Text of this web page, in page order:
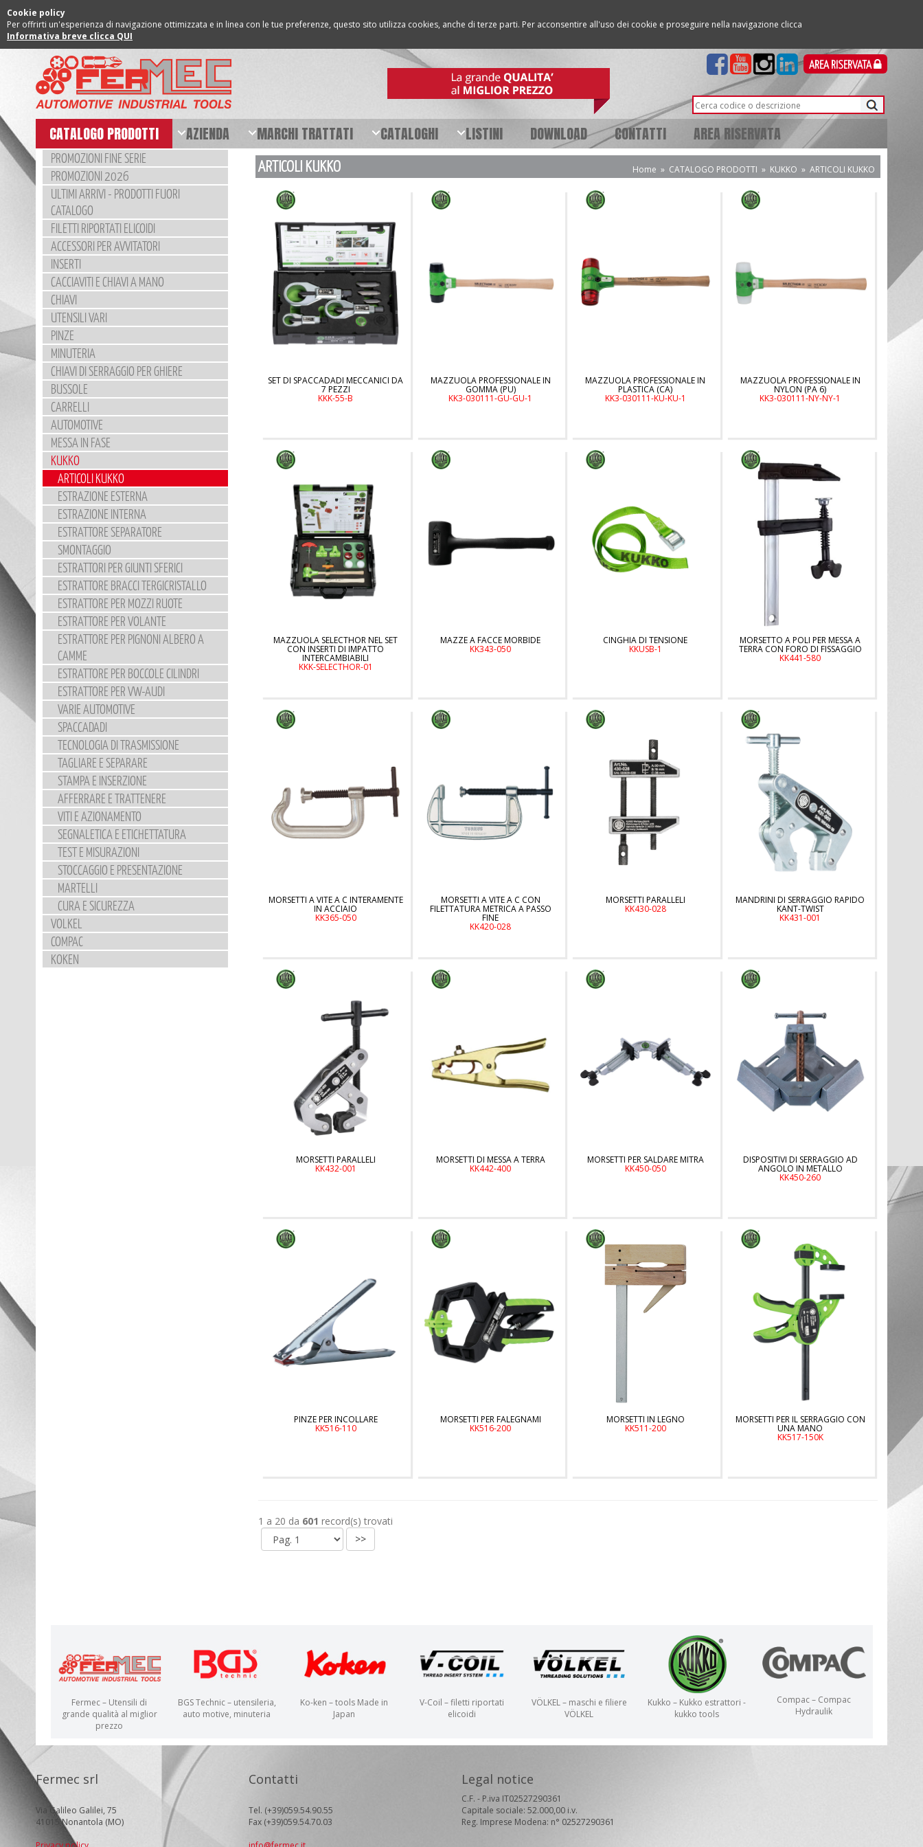
Cookie policy
Per offrirti un'esperienza di navigazione ottimizzata e in linea con le tue preferenze, questo sito utilizza cookies, anche di terze parti. Per acconsentire all'uso dei cookie e proseguire nella navigazione clicca
Informativa breve clicca QUI
AREA RISERVATA
CATALOGO PRODOTTI AZIENDA MARCHI TRATTATI CATALOGHI LISTINI DOWNLOAD CONTATTI AREA RISERVATA
PROMOZIONI FINE SERIE
PROMOZIONI 2026
ULTIMI ARRIVI - PRODOTTI FUORI
CATALOGO
FILETTI RIPORTATI ELICOIDI
ACCESSORI PER AVVITATORI
INSERTI
CACCIAVITI E CHIAVI A MANO
CHIAVI
UTENSILI VARI
PINZE
MINUTERIA
CHIAVI DI SERRAGGIO PER GHIERE
BUSSOLE
CARRELLI
AUTOMOTIVE
MESSA IN FASE
KUKKO
ARTICOLI KUKKO
ESTRAZIONE ESTERNA
ESTRAZIONE INTERNA
ESTRATTORE SEPARATORE
SMONTAGGIO
ESTRATTORI PER GIUNTI SFERICI
ESTRATTORE BRACCI TERGICRISTALLO
ESTRATTORE PER MOZZI RUOTE
ESTRATTORE PER VOLANTE
ESTRATTORE PER PIGNONI ALBERO A
CAMME
ESTRATTORE PER BOCCOLE CILINDRI
ESTRATTORE PER VW-AUDI
VARIE AUTOMOTIVE
SPACCADADI
TECNOLOGIA DI TRASMISSIONE
TAGLIARE E SEPARARE
STAMPA E INSERZIONE
AFFERRARE E TRATTENERE
VITI E AZIONAMENTO
SEGNALETICA E ETICHETTATURA
TEST E MISURAZIONI
STOCCAGGIO E PRESENTAZIONE
MARTELLI
CURA E SICUREZZA
VOLKEL
COMPAC
KOKEN
ARTICOLI KUKKO Home » CATALOGO PRODOTTI » KUKKO » ARTICOLI KUKKO
SET DI SPACCADADI MECCANICI DA
7 PEZZI
KKK-55-B
MAZZUOLA PROFESSIONALE IN
GOMMA (PU)
KK3-030111-GU-GU-1
MAZZUOLA PROFESSIONALE IN
PLASTICA (CA)
KK3-030111-KU-KU-1
MAZZUOLA PROFESSIONALE IN
NYLON (PA 6)
KK3-030111-NY-NY-1
MAZZUOLA SELECTHOR NEL SET
CON INSERTI DI IMPATTO
INTERCAMBIABILI
KKK-SELECTHOR-01
MAZZE A FACCE MORBIDE
KK343-050
CINGHIA DI TENSIONE
KKUSB-1
MORSETTO A POLI PER MESSA A
TERRA CON FORO DI FISSAGGIO
KK441-580
MORSETTI A VITE A C INTERAMENTE
IN ACCIAIO
KK365-050
MORSETTI A VITE A C CON
FILETTATURA METRICA A PASSO
FINE
KK420-028
MORSETTI PARALLELI
KK430-028
MANDRINI DI SERRAGGIO RAPIDO
KANT-TWIST
KK431-001
MORSETTI PARALLELI
KK432-001
MORSETTI DI MESSA A TERRA
KK442-400
MORSETTI PER SALDARE MITRA
KK450-050
DISPOSITIVI DI SERRAGGIO AD
ANGOLO IN METALLO
KK450-260
PINZE PER INCOLLARE
KK516-110
MORSETTI PER FALEGNAMI
KK516-200
MORSETTI IN LEGNO
KK511-200
MORSETTI PER IL SERRAGGIO CON
UNA MANO
KK517-150K
1 a 20 da 601 record(s) trovati
>>
Fermec – Utensili di
grande qualità al miglior
prezzo
BGS Technic – utensileria,
auto motive, minuteria
Ko-ken – tools Made in
Japan
V-Coil – filetti riportati
elicoidi
VÖLKEL – maschi e filiere
VÖLKEL
Kukko – Kukko estrattori -
kukko tools
Compac – Compac
Hydraulik
Fermec srl
Via Galileo Galilei, 75
41015 Nonantola (MO)
Contatti
Tel. (+39)059.54.90.55
Fax (+39)059.54.70.03
Legal notice
C.F. - P.iva IT02527290361
Capitale sociale: 52.000,00 i.v.
Reg. Imprese Modena: n° 02527290361